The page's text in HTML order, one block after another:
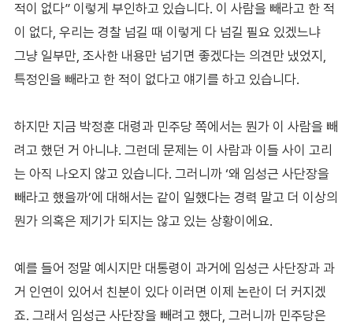
적이 없다” 이렇게 부인하고 있습니다. 이 사람을 빼라고 한 적
이 없다, 우리는 경찰 넘길 때 이렇게 다 넘길 필요 있겠느냐
그냥 일부만, 조사한 내용만 넘기면 좋겠다는 의견만 냈었지,
특정인을 빼라고 한 적이 없다고 얘기를 하고 있습니다.
하지만 지금 박정훈 대령과 민주당 쪽에서는 뭔가 이 사람을 빼
려고 했던 거 아니냐. 그런데 문제는 이 사람과 이들 사이 고리
는 아직 나오지 않고 있습니다. 그러니까 ‘왜 임성근 사단장을
빼라고 했을까’에 대해서는 같이 일했다는 경력 말고 더 이상의
뭔가 의혹은 제기가 되지는 않고 있는 상황이에요.
예를 들어 정말 예시지만 대통령이 과거에 임성근 사단장과 과
거 인연이 있어서 친분이 있다 이러면 이제 논란이 더 커지겠
죠. 그래서 임성근 사단장을 빼려고 했다, 그러니까 민주당은